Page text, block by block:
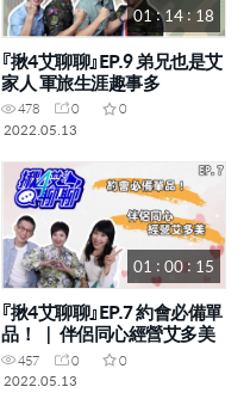
01 : 14 : 18
『揪4艾聊聊』EP.9 弟兄也是艾
家人 軍旅生涯趣事多
478 0
0
2022.05.13
01 : 00 : 15
『揪4艾聊聊』EP.7 約會必備單
品！ ｜ 伴侶同心經營艾多美
457 0
0
2022.05.13